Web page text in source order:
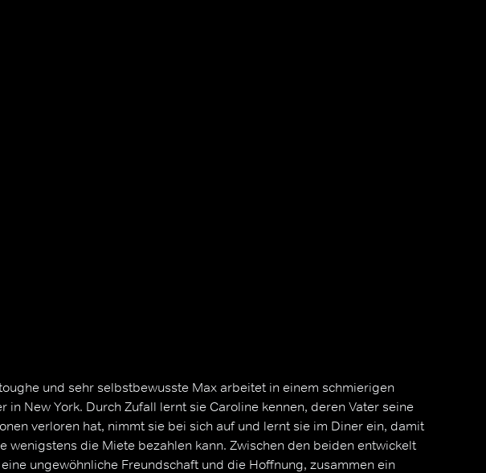
und sehr selbstbewusste Max arbeitet in einem schmierigen
in New York. Durch Zufall lernt sie Caroline kennen, deren Vater seine
verloren hat, nimmt sie bei sich auf und lernt sie im Diner ein, damit
wenigstens die Miete bezahlen kann. Zwischen den beiden entwickelt
ungewöhnliche Freundschaft und die Hoffnung, zusammen ein